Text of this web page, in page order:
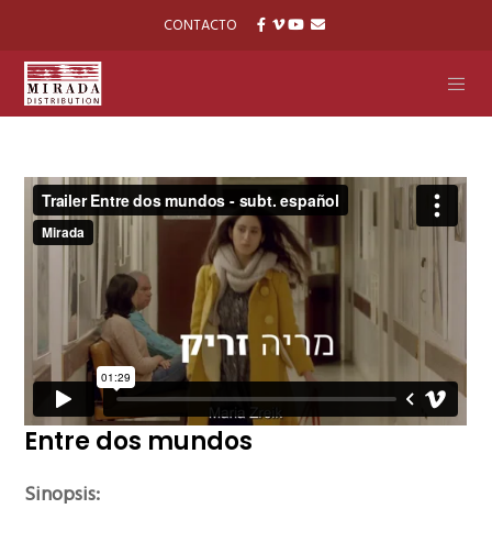
CONTACTO
Entre dos mundos
Sinopsis: